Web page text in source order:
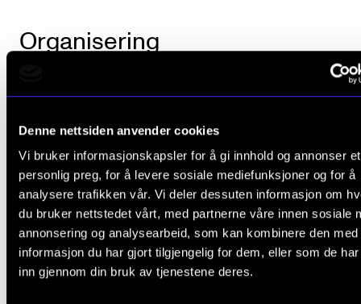
Denne nettsiden anvender cookies
Vi bruker informasjonskapsler for å gi innhold og annonser et
personlig preg, for å levere sosiale mediefunksjoner og for å
analysere trafikken vår. Vi deler dessuten informasjon om
du bruker nettstedet vårt, med partnerne våre innen sosiale
annonsering og analysearbeid, som kan kombinere den med
informasjon du har gjort tilgjengelig for dem, eller som de
inn gjennom din bruk av tjenestene deres.
Organisering
video-etyder.
Arbeidskrav